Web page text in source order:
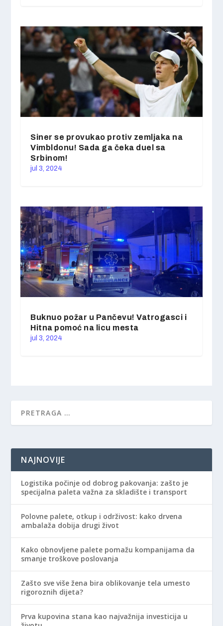
Siner se provukao protiv zemljaka na
Vimbldonu! Sada ga čeka duel sa
Srbinom!
jul 3, 2024
Buknuo požar u Pančevu! Vatrogasci i
Hitna pomoć na licu mesta
jul 3, 2024
NAJNOVIJE
Logistika počinje od dobrog pakovanja: zašto je
specijalna paleta važna za skladište i transport
Polovne palete, otkup i održivost: kako drvena
ambalaža dobija drugi život
Kako obnovljene palete pomažu kompanijama da
smanje troškove poslovanja
Zašto sve više žena bira oblikovanje tela umesto
rigoroznih dijeta?
Prva kupovina stana kao najvažnija investicija u